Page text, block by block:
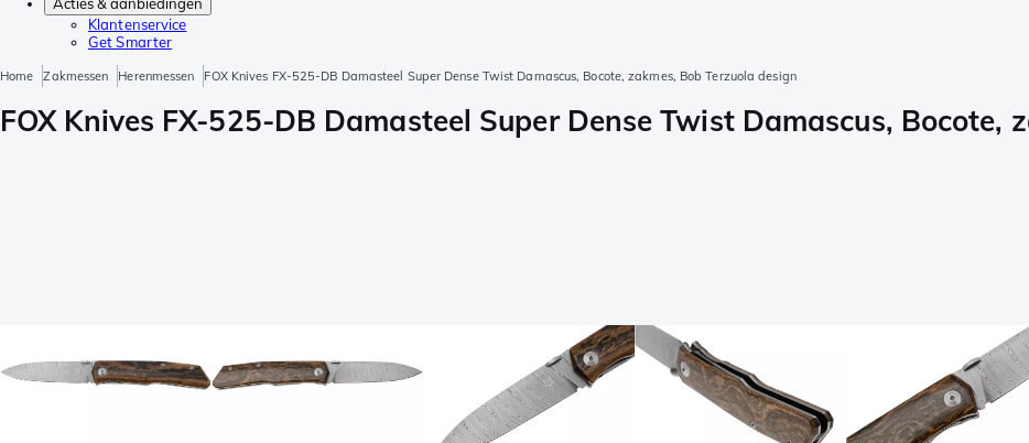
Klantenservice
Get Smarter
Home Zakmessen Herenmessen FOX Knives FX-525-DB Damasteel Super Dense Twist Damascus, Bocote, zakmes, Bob Terzuola design
FOX Knives FX-525-DB Damasteel Super Dense Twist Damascus, Bocote,